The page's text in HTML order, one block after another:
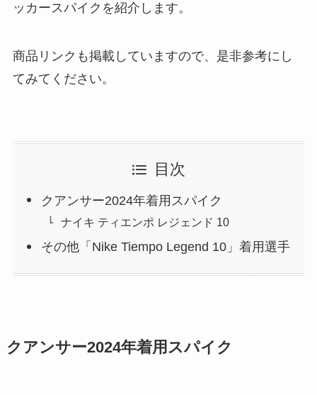
ッカースパイクを紹介します。
商品リンクも掲載していますので、是非参考にし
てみてください。
目次
クアンサー2024年着用スパイク
ナイキ ティエンポ レジェンド 10
その他「Nike Tiempo Legend 10」着用選手
クアンサー2024年着用スパイク